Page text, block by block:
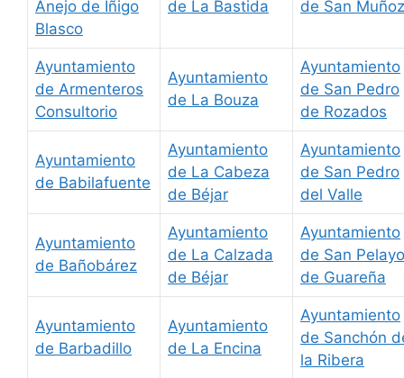
Anejo de Iñigo
Blasco
de La Bastida de San Muñoz
Ayuntamiento
de Armenteros
Consultorio
Ayuntamiento
de La Bouza
Ayuntamiento
de San Pedro
de Rozados
Ayuntamiento
de Babilafuente
Ayuntamiento
de La Cabeza
de Béjar
Ayuntamiento
de San Pedro
del Valle
Ayuntamiento
de Bañobárez
Ayuntamiento
de La Calzada
de Béjar
Ayuntamiento
de San Pelayo
de Guareña
Ayuntamiento
de Barbadillo
Ayuntamiento
de La Encina
Ayuntamiento
de Sanchón
la Ribera